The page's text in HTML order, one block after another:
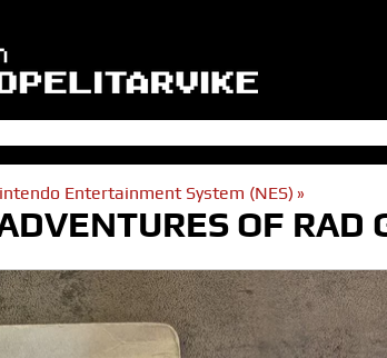
Entertainment System (NES) ‪»
OF RAD